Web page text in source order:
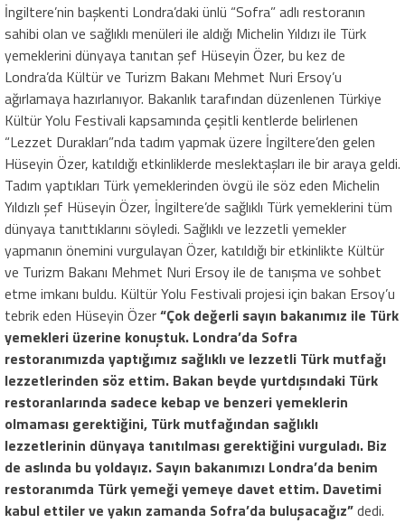
İngiltere’nin başkenti Londra’daki ünlü “Sofra” adlı restoranın
sahibi olan ve sağlıklı menüleri ile aldığı Michelin Yıldızı ile Türk
yemeklerini dünyaya tanıtan şef Hüseyin Özer, bu kez de
Londra’da Kültür ve Turizm Bakanı Mehmet Nuri Ersoy’u
ağırlamaya hazırlanıyor. Bakanlık tarafından düzenlenen Türkiye
Kültür Yolu Festivali kapsamında çeşitli kentlerde belirlenen
“Lezzet Durakları”nda tadım yapmak üzere İngiltere’den gelen
Hüseyin Özer, katıldığı etkinliklerde meslektaşları ile bir araya geldi.
Tadım yaptıkları Türk yemeklerinden övgü ile söz eden Michelin
Yıldızlı şef Hüseyin Özer, İngiltere’de sağlıklı Türk yemeklerini tüm
dünyaya tanıttıklarını söyledi. Sağlıklı ve lezzetli yemekler
yapmanın önemini vurgulayan Özer, katıldığı bir etkinlikte Kültür
ve Turizm Bakanı Mehmet Nuri Ersoy ile de tanışma ve sohbet
etme imkanı buldu. Kültür Yolu Festivali projesi için bakan Ersoy’u
tebrik eden Hüseyin Özer“Çok değerli sayın bakanımız ile Türk
yemekleri üzerine konuştuk. Londra’da Sofra
restoranımızda yaptığımız sağlıklı ve lezzetli Türk mutfağı
lezzetlerinden söz ettim. Bakan beyde yurtdışındaki Türk
restoranlarında sadece kebap ve benzeri yemeklerin
olmaması gerektiğini, Türk mutfağından sağlıklı
lezzetlerinin dünyaya tanıtılması gerektiğini vurguladı. Biz
de aslında bu yoldayız. Sayın bakanımızı Londra’da benim
restoranımda Türk yemeği yemeye davet ettim. Davetimi
kabul ettiler ve yakın zamanda Sofra’da buluşacağız”dedi.